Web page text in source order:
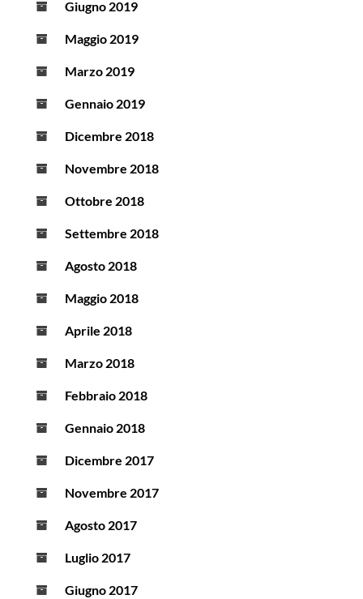
Giugno 2019
Maggio 2019
Marzo 2019
Gennaio 2019
Dicembre 2018
Novembre 2018
Ottobre 2018
Settembre 2018
Agosto 2018
Maggio 2018
Aprile 2018
Marzo 2018
Febbraio 2018
Gennaio 2018
Dicembre 2017
Novembre 2017
Agosto 2017
Luglio 2017
Giugno 2017